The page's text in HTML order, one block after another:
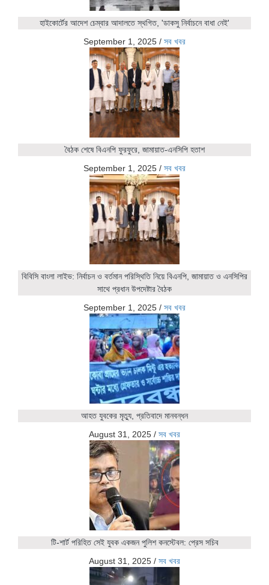
হাইকোর্টের আদেশ চেম্বার আদালতে স্থগিত, 'ডাকসু নির্বাচনে বাধা নেই'
September 1, 2025 / সব খবর
বৈঠক শেষে বিএনপি ফুরফুরে, জামায়াত-এনসিপি হতাশ
September 1, 2025 / সব খবর
বিবিসি বাংলা লাইভ: নির্বাচন ও বর্তমান পরিস্থিতি নিয়ে বিএনপি, জামায়াত ও এনসিপির
সাথে প্রধান উপদেষ্টার বৈঠক
September 1, 2025 / সব খবর
আহত যুবকের মৃত্যু, প্রতিবাদে মানবন্ধন
August 31, 2025 / সব খবর
টি-শার্ট পরিহিত সেই যুবক একজন পুলিশ কনস্টেবল: প্রেস সচিব
August 31, 2025 / সব খবর